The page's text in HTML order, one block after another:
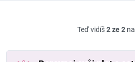
Teď vidíš2 ze 2